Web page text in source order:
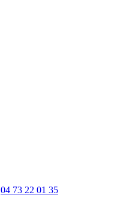
04 73 22 01 35